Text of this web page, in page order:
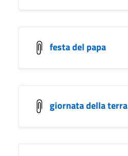
festa del papa
giornata della terra